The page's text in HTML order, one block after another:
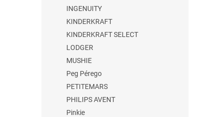
INGENUITY
KINDERKRAFT
KINDERKRAFT SELECT
LODGER
MUSHIE
Peg Pérego
PETITEMARS
PHILIPS AVENT
Pinkie